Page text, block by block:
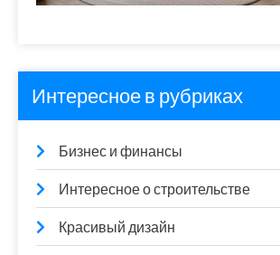
Интересное в рубриках
Бизнес и финансы
Интересное о строительстве
Красивый дизайн